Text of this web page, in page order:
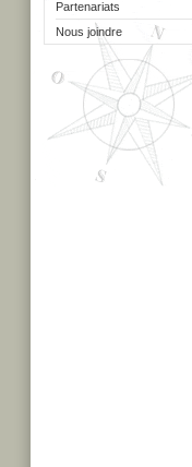
Partenariats
Nous joindre